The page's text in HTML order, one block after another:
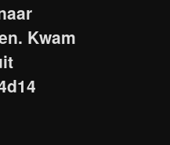
Kwam